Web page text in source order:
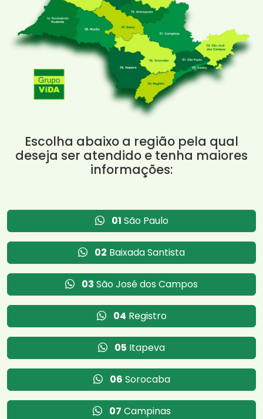
Escolha abaixo a região pela qual
deseja ser atendido e tenha maiores
informações:
01 São Paulo
02 Baixada Santista
03 São José dos Campos
04 Registro
05 Itapeva
06 Sorocaba
07 Campinas